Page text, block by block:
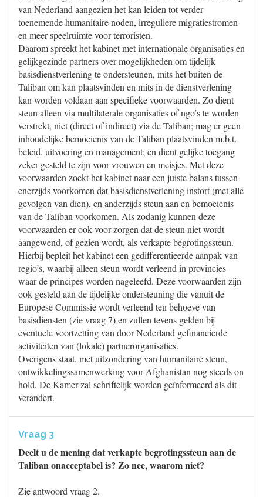
van Nederland aangezien het kan leiden tot verder
toenemende humanitaire noden, irreguliere migratiestromen
en meer speelruimte voor terroristen.
Daarom spreekt het kabinet met internationale organisaties en
gelijkgezinde partners over mogelijkheden om tijdelijk
basisdienstverlening te ondersteunen, mits het buiten de
Taliban om kan plaatsvinden en mits in de dienstverlening
kan worden voldaan aan specifieke voorwaarden. Zo dient
steun alleen via multilaterale organisaties of ngo’s te worden
verstrekt, niet (direct of indirect) via de Taliban; mag er geen
inhoudelijke bemoeienis van de Taliban plaatsvinden m.b.t.
beleid, uitvoering en management; en dient gelijke toegang
zeker gesteld te zijn voor vrouwen en meisjes. Met deze
voorwaarden zoekt het kabinet naar een juiste balans tussen
enerzijds voorkomen dat basisdienstverlening instort (met alle
gevolgen van dien), en anderzijds steun aan en bemoeienis
van de Taliban voorkomen. Als zodanig kunnen deze
voorwaarden er ook voor zorgen dat de steun niet wordt
aangewend, of gezien wordt, als verkapte begrotingssteun.
Hierbij bepleit het kabinet een gedifferentieerde aanpak van
regio’s, waarbij alleen steun wordt verleend in provincies
waar de principes worden nageleefd. Deze voorwaarden zijn
ook gesteld aan de tijdelijke ondersteuning die vanuit de
Europese Commissie wordt verleend ten behoeve van
basisdiensten (zie vraag 7) en zullen tevens gelden bij
eventuele voortzetting van door Nederland gefinancierde
activiteiten van (lokale) partnerorganisaties.
Overigens staat, met uitzondering van humanitaire steun,
ontwikkelingssamenwerking voor Afghanistan nog steeds on
hold. De Kamer zal schriftelijk worden geïnformeerd als dit
verandert.
Vraag 3
Deelt u de mening dat verkapte begrotingssteun aan de
Taliban onacceptabel is? Zo nee, waarom niet?
Zie antwoord vraag 2.